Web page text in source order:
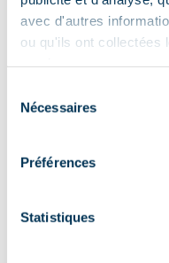
avec d'autres
ou qu'ils ont collectées
Nécessaires
Préférences
Statistiques
Address
Le Bois d'Arbin,